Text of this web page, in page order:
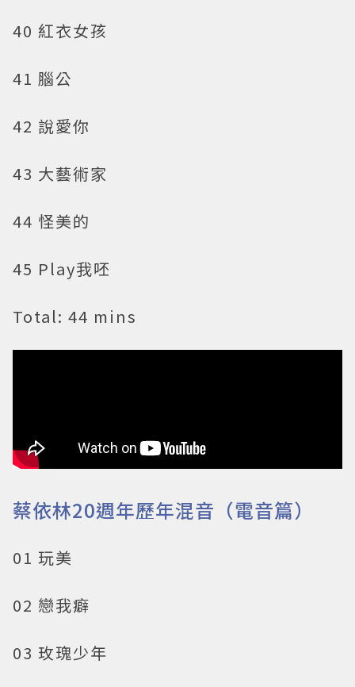
40 紅衣女孩
41 腦公
42 說愛你
43 大藝術家
44 怪美的
45 Play我呸
Total: 44 mins
蔡依林20週年歷年混音（電音篇）
01 玩美
02 戀我癖
03 玫瑰少年